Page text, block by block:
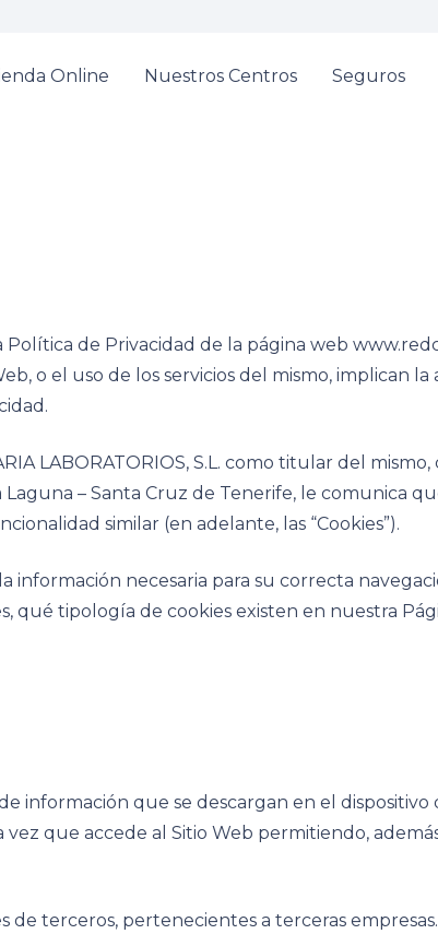
Online Nuestros Centros Seguros
de Privacidad de la página web
o el uso de los servicios del mismo, implican
LABORATORIOS, S.L. como titular del
Laguna – Santa Cruz de Tenerife, le comunica
similar (en adelante, las “Cookies”).
necesaria para su correcta
qué tipología de cookies existen en nuestra
información que se descargan en el
que accede al Sitio Web permitiendo,
de terceros, pertenecientes a terceras